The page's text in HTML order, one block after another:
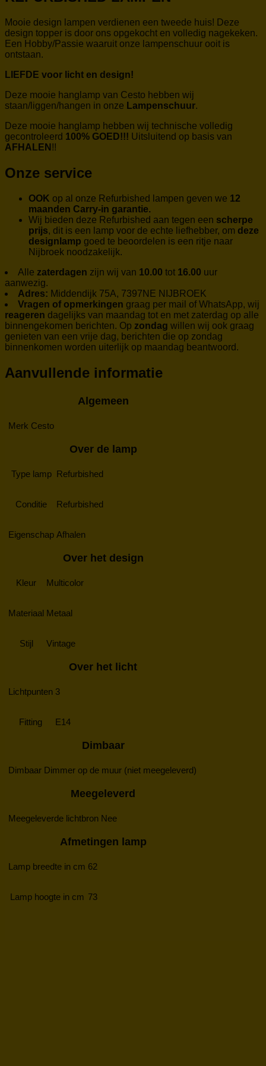
Mooie design lampen verdienen een tweede huis! Deze
design topper is door ons opgekocht en volledig nagekeken.
Een Hobby/Passie waaruit onze lampenschuur ooit is
ontstaan.
LIEFDE voor licht en design!
Deze mooie hanglamp van Cesto hebben wij
staan/liggen/hangen in onze Lampenschuur.
Deze mooie hanglamp hebben wij technische volledig
gecontroleerd 100% GOED!!! Uitsluitend op basis van
AFHALEN !!
Onze service
OOK op al onze Refurbished lampen geven we 12
maanden Carry-in garantie.
Wij bieden deze Refurbished aan tegen een scherpe
prijs, dit is een lamp voor de echte liefhebber, om deze
designlamp goed te beoordelen is een ritje naar
Nijbroek noodzakelijk.
Alle zaterdagen zijn wij van 10.00 tot 16.00 uur
aanwezig.
Adres: Middendijk 75A, 7397NE NIJBROEK
Vragen of opmerkingen graag per mail of WhatsApp, wij
reageren dagelijks van maandag tot en met zaterdag op alle
binnengekomen berichten. Op zondag willen wij ook graag
genieten van een vrije dag, berichten die op zondag
binnenkomen worden uiterlijk op maandag beantwoord.
Aanvullende informatie
Algemeen
Merk Cesto
Over de lamp
Type lamp Refurbished
Conditie Refurbished
Eigenschap Afhalen
Over het design
Kleur Multicolor
Materiaal Metaal
Stijl Vintage
Over het licht
Lichtpunten 3
Fitting E14
Dimbaar
Dimbaar Dimmer op de muur (niet meegeleverd)
Meegeleverd
Meegeleverde lichtbron Nee
Afmetingen lamp
Lamp breedte in cm 62
Lamp hoogte in cm 73